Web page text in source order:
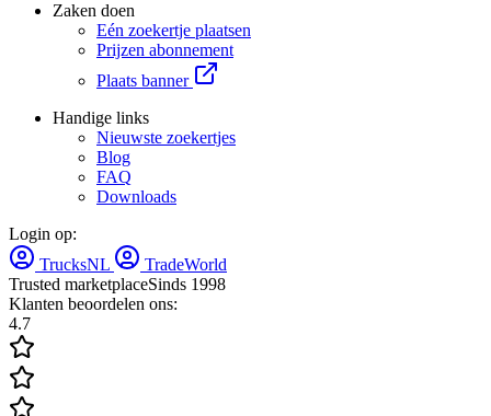
Zaken doen
Eén zoekertje plaatsen
Prijzen abonnement
Plaats banner
Handige links
Nieuwste zoekertjes
Blog
FAQ
Downloads
Login op:
TrucksNL
TradeWorld
Trusted marketplaceSinds 1998
Klanten beoordelen ons:
4.7